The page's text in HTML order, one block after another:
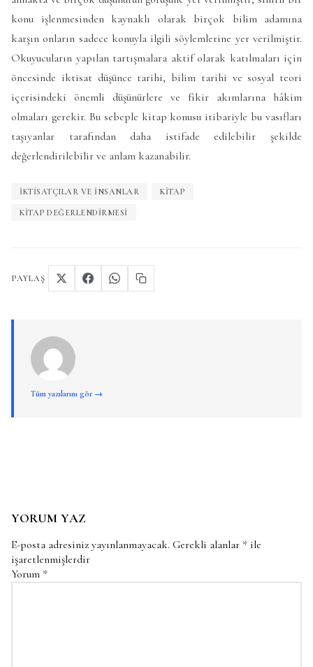
konu işlenmesinden kaynaklı olarak birçok bilim adamına
karşın onların sadece konuyla ilgili söylemlerine yer verilmiştir.
Okuyucuların yapılan tartışmalara aktif olarak katılmaları için
öncesinde iktisat düşünce tarihi, bilim tarihi ve sosyal teori
içerisindeki önemli düşünürlere ve fikir akımlarına hâkim
olmaları gerekir. Bu sebeple kitap konusu itibariyle bu vasıfları
taşıyanlar tarafından daha istifade edilebilir şekilde
değerlendirilebilir ve anlam kazanabilir.
IKTISATÇILAR VE INSANLAR KITAP
KITAP DEĞERLENDIRMESI
PAYLAŞ
Tüm yazılarını gör →
YORUM YAZ
E-posta adresiniz yayınlanmayacak. Gerekli alanlar * ile
işaretlenmişlerdir
Yorum *